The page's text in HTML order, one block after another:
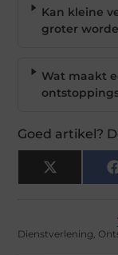
Kan kleine
groter
Wat maakt
Goed artikel?
X
(Twitter)
Dienstverlening,